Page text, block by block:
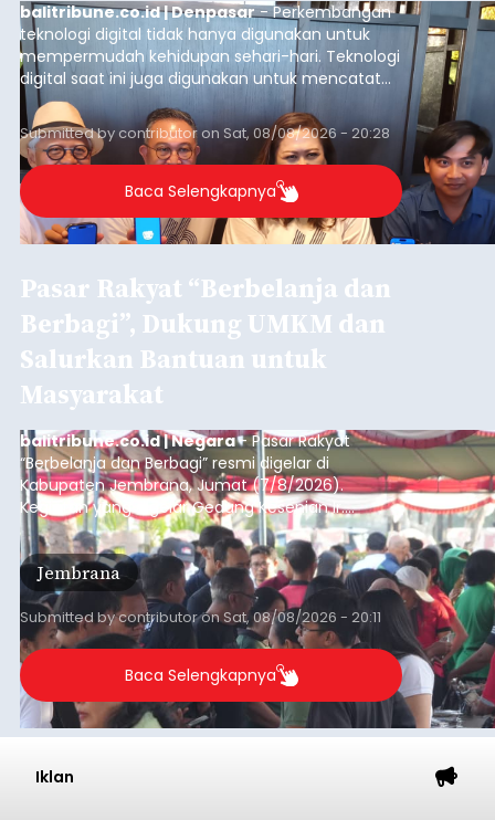
balitribune.co.id | Denpasar- Perkembangan
teknologi digital tidak hanya digunakan untuk
mempermudah kehidupan sehari-hari. Teknologi
digital saat ini juga digunakan untuk mencatat
dan mengelola data base alumni dari suatu
sekolah, salah satunya adalah alumni SMA 1
Denpasar.
Submitted bycontributoron Sat, 08/08/2026 - 20:28
Baca Selengkapnya
Pasar Rakyat “Berbelanja dan
Berbagi”, Dukung UMKM dan
Salurkan Bantuan untuk
Masyarakat
balitribune.co.id | Negara- Pasar Rakyat
“Berbelanja dan Berbagi” resmi digelar di
Kabupaten Jembrana, Jumat (7/8/2026).
Kegiatan yang digelar Gedung Kesenian Ir.
Soekarno ini memadukan pemberdayaan
ekonomi masyarakat dengan aksi sosial tersebut
mendapat antusiasme tinggi dan mencatat nilai
transaksi mencapai Rp672.733.200.
Jembrana
Submitted bycontributoronSat, 08/08/2026 - 20:11
Baca Selengkapnya
Iklan